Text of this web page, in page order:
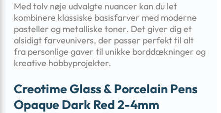
Med tolv nøje udvalgte nuancer kan du let
kombinere klassiske basisfarver med moderne
pasteller og metalliske toner. Det giver dig et
alsidigt farveunivers, der passer perfekt til alt
fra personlige gaver til unikke borddækninger og
kreative hobbyprojekter.
Creotime Glass & Porcelain Pens
Opaque Dark Red 2-4mm